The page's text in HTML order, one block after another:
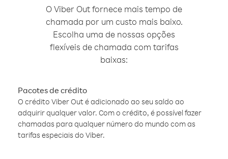
O Viber Out fornece mais tempo de
chamada por um custo mais baixo.
Escolha uma de nossas opções
flexíveis de chamada com tarifas
baixas:
Pacotes de crédito
O crédito Viber Out é adicionado ao seu saldo ao
adquirir qualquer valor. Com o crédito, é possível fazer
chamadas para qualquer número do mundo com as
tarifas especiais do Viber.